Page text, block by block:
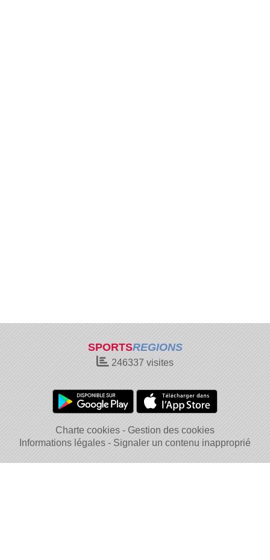
SPORTSREGIONS
246337 visites
Charte cookies
Gestion des cookies
Informations légales
Signaler un contenu inapproprié